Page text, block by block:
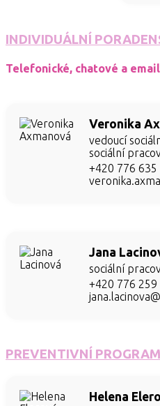
INDIVIDUÁLNÍ
Telefonické, chatové a
Veronika
vedoucí
sociální
+420 776 635
Jana
sociální
+420 776 259
PREVENTIVNÍ
Helena